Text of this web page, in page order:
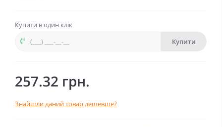
Купити в один клік
Купити
257.32 грн.
Знайшли даний товар дешевше?